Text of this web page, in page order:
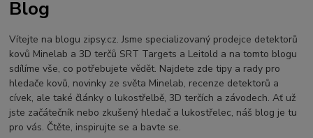
ÚSTÍ NAD LABEM
Jídlo na cesty
Mníšek u Liberece Karlovy Vary
Equinox 900
Soutěž o detektor
Severní Čechy
hledání pokladů
technologie Multi IQ
Blog
Vítejte na blogu zipsy.cz. Jsme specializovaný prodejce detektorů
kovů Minelab a 3D terčů SRT Targets a Leitold a na tomto blogu
sdílíme vše, co potřebujete vědět. Najdete zde tipy a rady pro
hledače kovů, novinky ze světa Minelab, recenze detektorů a
cívek, ale také články o lukostřelbě, 3D terčích a závodech. Ať už
jste začátečník nebo zkušený hledač a lukostřelec, náš blog je tu
pro vás. Čtěte, inspirujte se a bavte se.